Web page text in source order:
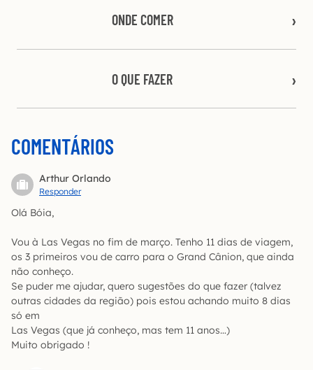
ONDE COMER
O QUE FAZER
COMENTÁRIOS
Arthur Orlando
Responder
Olá Bóia,
Vou à Las Vegas no fim de março. Tenho 11 dias de viagem,
os 3 primeiros vou de carro para o Grand Cânion, que ainda
não conheço.
Se puder me ajudar, quero sugestões do que fazer (talvez
outras cidades da região) pois estou achando muito 8 dias
só em
Las Vegas (que já conheço, mas tem 11 anos…)
Muito obrigado !